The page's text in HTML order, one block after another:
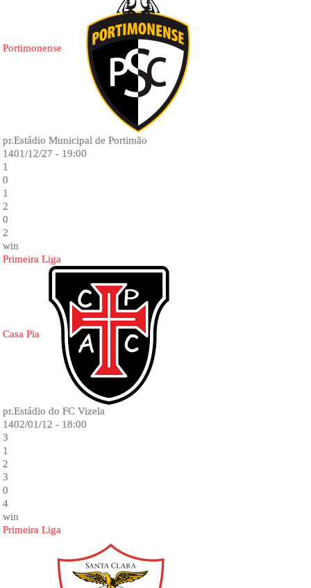
Portimonense
pr.Estádio Municipal de Portimão
1401/12/27 - 19:00
1
0
1
2
0
2
win
Primeira Liga
Casa Pia
pr.Estádio do FC Vizela
1402/01/12 - 18:00
3
1
2
3
0
4
win
Primeira Liga